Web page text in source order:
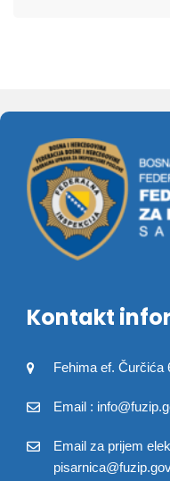
Kontakt
Fehima ef. Čurčića
Email :
Email za prijem